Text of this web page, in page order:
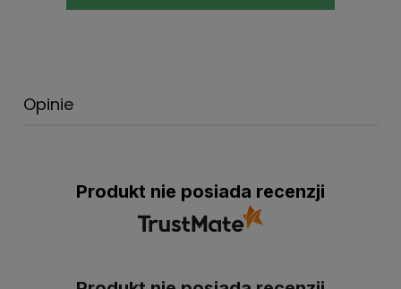
Opinie
Produkt nie posiada recenzji